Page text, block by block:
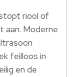
riool of
aan.​ Moderne
feilloos in
en de